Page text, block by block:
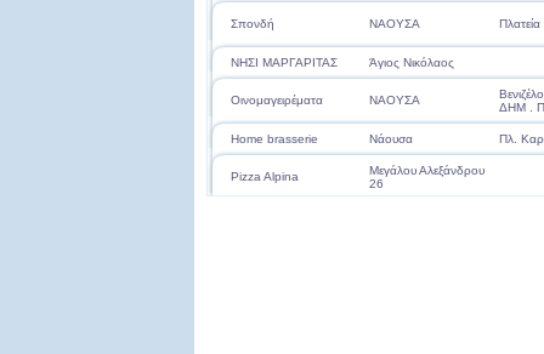
Σπονδή ΝΑΟΥΣΑ
ΝΗΣΙ ΜΑΡΓΑΡΙΤΑΣ Άγιος Νικόλαος
Οινομαγειρέματα ΝΑΟΥΣΑ
ΔΗΜ .
Home brasserie Νάουσα Πλ.
Pizza Alpina
Μεγάλου Αλεξάνδρου
26